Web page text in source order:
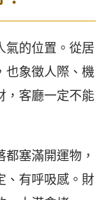
氣的位置。從居
也象徵人際、機
，客廳一定不能
塞滿開運物，
、有呼吸感。財